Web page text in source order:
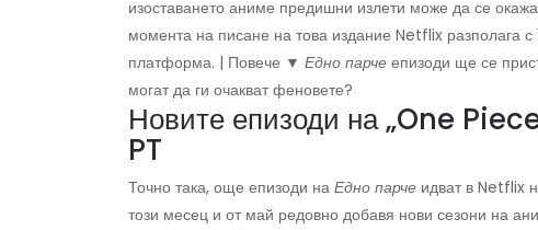
изоставането аниме предишни излети може да се
момента на писане на това издание Netflix разполага
платформа. | Повече ▼ Едно парче епизоди ще се
могат да ги очакват феновете?
Новите епизоди на „One
PT
Точно така, още епизоди на Едно парче идват в Netflix
този месец и от май редовно добавя нови сезони на